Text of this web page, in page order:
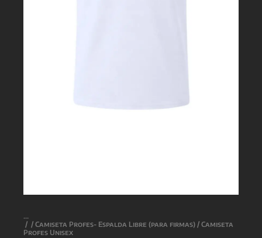
/ / Camiseta Profes- Espalda Libre (para firmas) / Camiseta
Profes Unisex